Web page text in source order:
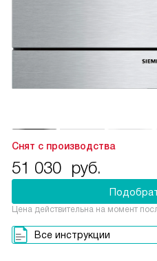
Снят с производства
51 030 руб.
Цена действительна на момент
Все инструкции